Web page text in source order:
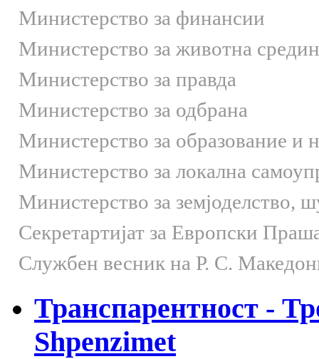
Министерство за финансии
Министерство за животна
Министерство за правда
Министерство за одбрана
Министерство за образование и
Министерство за локална
Министерство за земјоделство,
Секретартијат за Европски
Службен весник на Р. С.
Транспарентност -
Shpenzimet